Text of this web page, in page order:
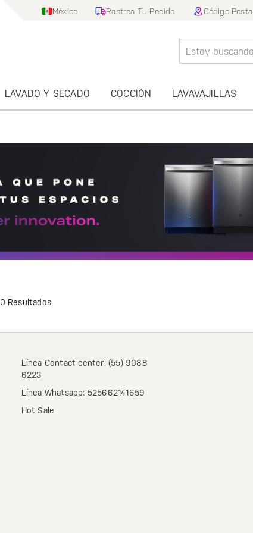
México Rastrea Tu Pedido Código Postal
LAVADO Y SECADO COCCIÓN LAVAVAJILLAS
0 Resultados
Línea Contact center: (55) 9088
6223
Línea Whatsapp: 525662141659
Hot Sale